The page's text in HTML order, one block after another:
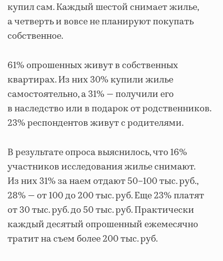
купил сам. Каждый шестой снимает жилье,
а четверть и вовсе не планируют покупать
собственное.
61% опрошенных живут в собственных
квартирах. Из них 30% купили жилье
самостоятельно, а 31% — получили его
в наследство или в подарок от родственников.
23% респондентов живут с родителями.
В результате опроса выяснилось, что 16%
участников исследования жилье снимают.
Из них 31% за наем отдают 50–100 тыс. руб.,
28% — от 100 до 200 тыс. руб. Еще 23% платят
от 30 тыс. руб. до 50 тыс. руб. Практически
каждый десятый опрошенный ежемесячно
тратит на съем более 200 тыс. руб.